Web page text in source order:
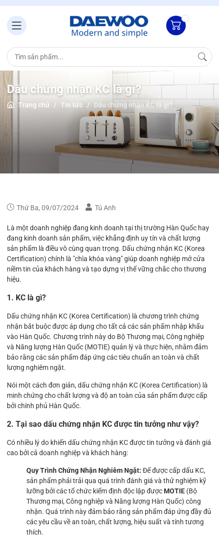
Dấu chứng nhận KC là gì?
Trang chủ / Tin tức / Dấu chứng nhận KC là gì?
Thứ Ba, 09/07/2024 Tú Anh
Là một doanh nghiệp đang kinh doanh tại thị trường Hàn Quốc hay
đang kinh doanh sản phẩm, việc khẳng định uy tín và chất lượng
sản phẩm là điều vô cùng quan trọng. Dấu chứng nhận KC (Korea
Certification) chính là "chìa khóa vàng" giúp doanh nghiệp mở cửa
niềm tin của khách hàng và tạo dựng vị thế vững chắc cho thương
hiệu.
1. KC là gì?
Dấu chứng nhận KC (Korea Certification) là chương trình chứng
nhận bắt buộc được áp dụng cho tất cả các sản phẩm nhập khẩu
vào Hàn Quốc. Chương trình này do Bộ Thương mại, Công nghiệp
và Năng lượng Hàn Quốc (MOTIE) quản lý và thực hiện, nhằm đảm
bảo rằng các sản phẩm đáp ứng các tiêu chuẩn an toàn và chất
lượng nghiêm ngặt.
Nói một cách đơn giản, dấu chứng nhận KC (Korea Certification) là
minh chứng cho chất lượng và độ an toàn của sản phẩm được cấp
bởi chính phủ Hàn Quốc.
2. Tại sao dấu chứng nhận KC được tin tưởng như vậy?
Có nhiều lý do khiến dấu chứng nhận KC được tin tưởng và đánh giá
cao bởi cả doanh nghiệp và khách hàng:
Quy Trình Chứng Nhận Nghiêm Ngặt: Để được cấp dấu KC,
sản phẩm phải trải qua quá trình đánh giá và thử nghiệm kỹ
lưỡng bởi các tổ chức kiểm định độc lập được MOTIE (Bộ
Thương mại, Công nghiệp và Năng lượng Hàn Quốc) công
nhận. Quá trình này đảm bảo rằng sản phẩm đáp ứng đầy đủ
các yêu cầu về an toàn, chất lượng, hiệu suất và tính tương
thích.